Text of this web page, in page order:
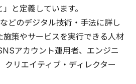
と定義しています。
どのデジタル技術・手法に詳し
施策やサービスを実行できる人材
アカウント運用者、エンジニ
クリエイティブ・ディレクター